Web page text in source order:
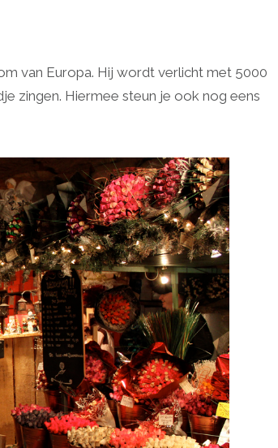
van Europa. Hij wordt verlicht met 5000
zingen. Hiermee steun je ook nog eens